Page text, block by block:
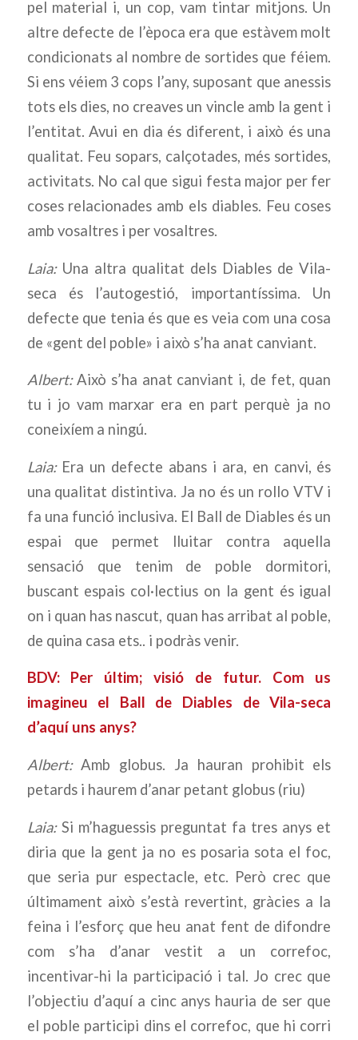
pel material i, un cop, vam tintar mitjons. Un
altre defecte de l’època era que estàvem molt
condicionats al nombre de sortides que féiem.
Si ens véiem 3 cops l’any, suposant que anessis
tots els dies, no creaves un vincle amb la gent i
l’entitat. Avui en dia és diferent, i això és una
qualitat. Feu sopars, calçotades, més sortides,
activitats. No cal que sigui festa major per fer
coses relacionades amb els diables. Feu coses
amb vosaltres i per vosaltres.
Laia:Una altra qualitat dels Diables de Vila-
seca és l’autogestió, importantíssima. Un
defecte que tenia és que es veia com una cosa
de «gent del poble» i això s’ha anat canviant.
Albert:Això s’ha anat canviant i, de fet, quan
tu i jo vam marxar era en part perquè ja no
coneixíem a ningú.
Laia:Era un defecte abans i ara, en canvi, és
una qualitat distintiva. Ja no és un rollo VTV i
fa una funció inclusiva. El Ball de Diables és un
espai que permet lluitar contra aquella
sensació que tenim de poble dormitori,
buscant espais col·lectius on la gent és igual
on i quan has nascut, quan has arribat al poble,
de quina casa ets.. i podràs venir.
BDV: Per últim; visió de futur. Com us
imagineu el Ball de Diables de Vila-seca
d’aquí uns anys?
Albert:Amb globus. Ja hauran prohibit els
petards i haurem d’anar petant globus (riu)
Laia:Si m’haguessis preguntat fa tres anys et
diria que la gent ja no es posaria sota el foc,
que seria pur espectacle, etc. Però crec que
últimament això s’està revertint, gràcies a la
feina i l’esforç que heu anat fent de difondre
com s’ha d’anar vestit a un correfoc,
incentivar-hi la participació i tal. Jo crec que
l’objectiu d’aquí a cinc anys hauria de ser que
el poble participi dins el correfoc, que hi corri